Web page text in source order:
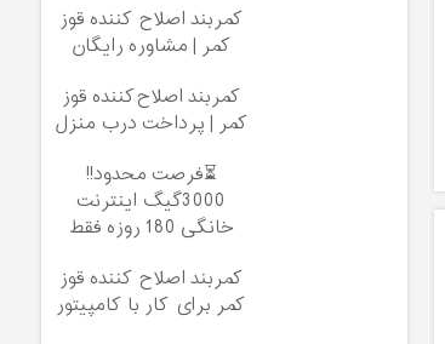
کمربند اصلاح کننده قوز
کمر | مشاوره رایگان
کمربند اصلاح‌کننده قوز
کمر | پرداخت درب منزل
⏳فرصت محدود!!
3000گیگ اینترنت
خانگی 180 روزه فقط
کمربند اصلاح کننده قوز
کمر برای کار با کامپیتور